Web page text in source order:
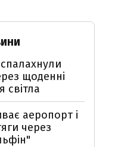
щоденні
світла
аеропорт і
через